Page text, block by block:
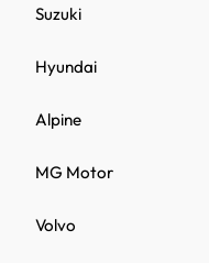
MG Motor
Volvo
Hyundai
Alpine
Suzuki